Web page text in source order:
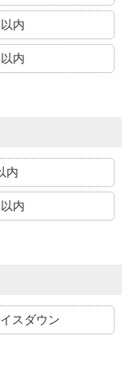
内
内
内
内
スダウン